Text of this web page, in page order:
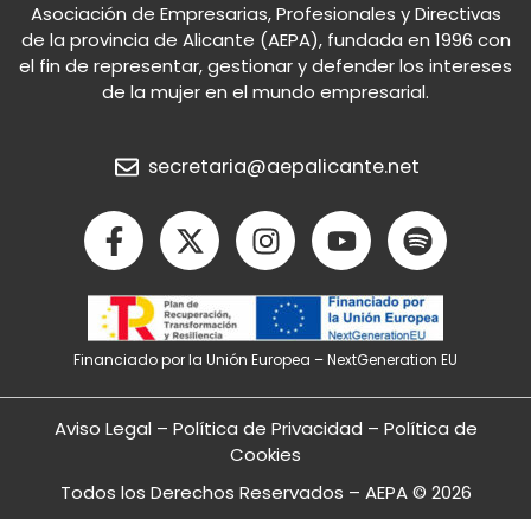
Asociación de Empresarias, Profesionales y Directivas
de la provincia de Alicante (AEPA), fundada en 1996 con
el fin de representar, gestionar y defender los intereses
de la mujer en el mundo empresarial.
secretaria@aepalicante.net
F
a
c
e
b
o
o
k
f
X
-
t
w
i
t
t
e
I
n
s
t
a
g
r
a
m
Y
o
u
t
u
b
e
S
p
o
t
i
f
y
Financiado por la Unión Europea – NextGeneration EU
Aviso Legal – Política de Privacidad – Política de
Cookies
Todos los Derechos Reservados – AEPA © 2026